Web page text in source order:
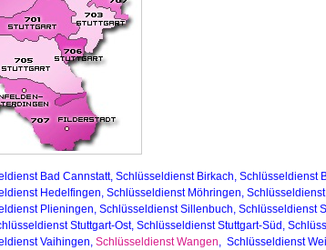
Bad Cannstatt, Schlüsseldienst Birkach, Schlüsseldienst
Hedelfingen, Schlüsseldienst Möhringen,
Plieningen, Schlüsseldienst Sillenbuch, Schlüsseldienst
Stuttgart-Ost, Schlüsseldienst Stuttgart-Süd,
Vaihingen, Schlüsseldienst Wangen, Schlüsseldienst